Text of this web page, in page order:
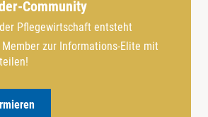
Community
Pflegewirtschaft entsteht
Member zur Informations-Elite mit